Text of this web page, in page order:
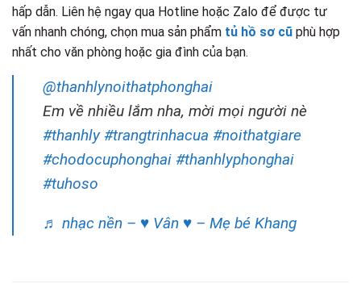
hấp dẫn. Liên hệ ngay qua Hotline hoặc Zalo để được tư
vấn nhanh chóng, chọn mua sản phẩm tủ hồ sơ cũ phù hợp
nhất cho văn phòng hoặc gia đình của bạn.
@thanhlynoithatphonghai
Em về nhiều lắm nha, mời mọi người nè
#thanhly #trangtrinhacua #noithatgiare
#chodocuphonghai #thanhlyphonghai
#tuhoso
♬ nhạc nền – ♥ Vân ♥ – Mẹ bé Khang